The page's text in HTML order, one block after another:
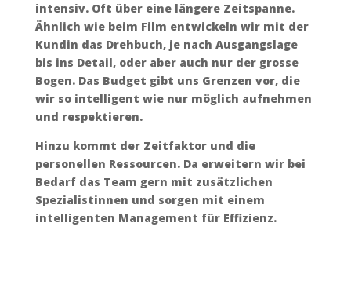
intensiv. Oft über eine längere Zeitspanne.
Ähnlich wie beim Film entwickeln wir mit der
Kundin das Drehbuch, je nach Ausgangslage
bis ins Detail, oder aber auch nur der grosse
Bogen. Das Budget gibt uns Grenzen vor, die
wir so intelligent wie nur möglich aufnehmen
und respektieren.
Hinzu kommt der Zeitfaktor und die
personellen Ressourcen. Da erweitern wir bei
Bedarf das Team gern mit zusätzlichen
Spezialistinnen und sorgen mit einem
intelligenten Management für Effizienz.